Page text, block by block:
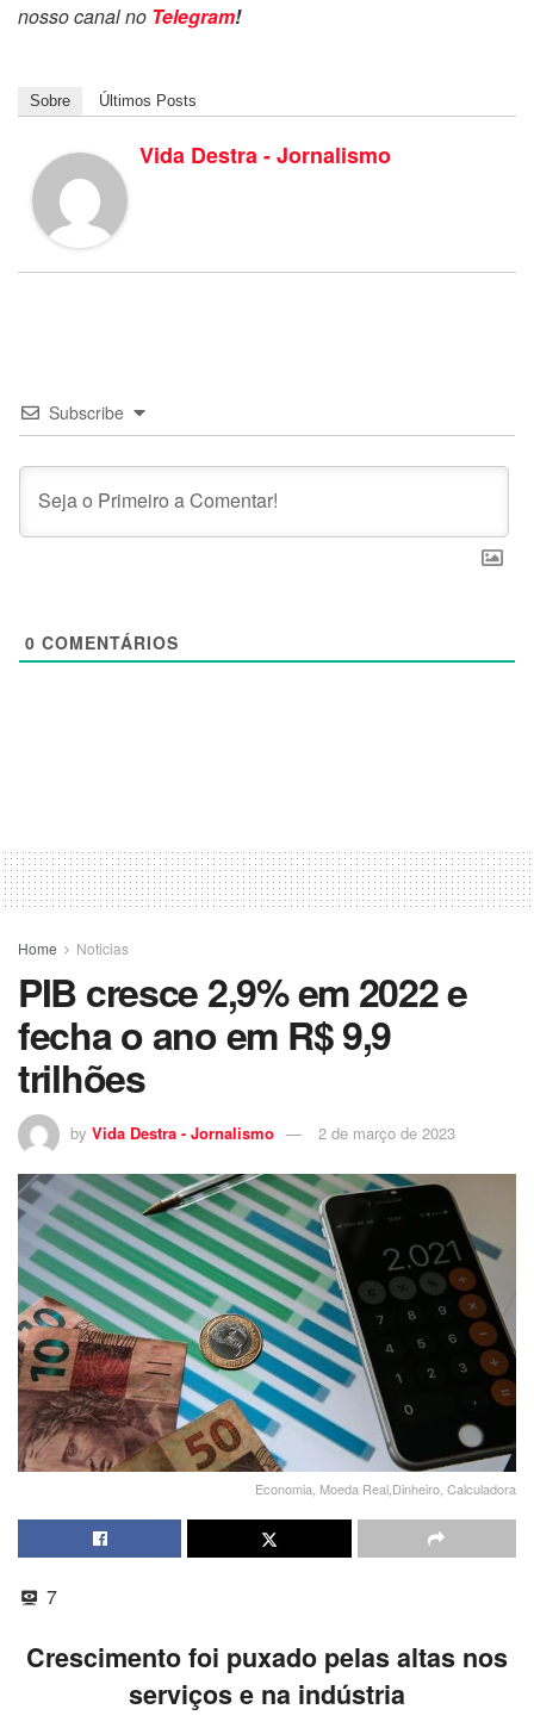
nosso canal no Telegram!
Sobre Últimos Posts
Vida Destra - Jornalismo
Subscribe
0 COMENTÁRIOS
Home Noticias
PIB cresce 2,9% em 2022 e
fecha o ano em R$ 9,9
trilhões
by Vida Destra - Jornalismo 2 de março de 2023
Economia, Moeda Real,Dinheiro, Calculadora
7
Crescimento foi puxado pelas altas nos
serviços e na indústria